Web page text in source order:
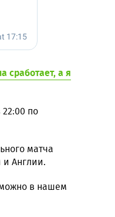
сработает, а я
по
матча
Англии.
в нашем